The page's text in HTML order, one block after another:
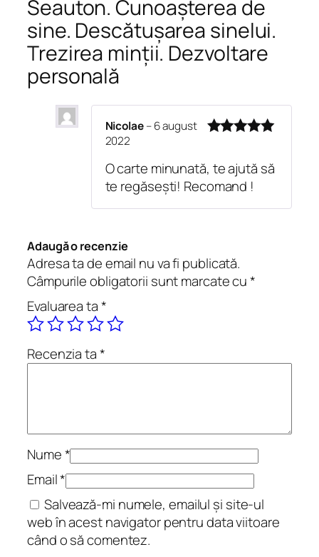
h
i
S
e
a
o
a
ș
t
e
r
e
a
i
n
e
D
e
s
Seauton. Cunoașterea de
sine. Descătușarea sinelui.
Trezirea minții. Dezvoltare
personală
Nicolae– 6 august
2022
O carte minunată, te ajută să
te regăsești! Recomand !
Adaugă o recenzie
Adresa ta de email nu va fi publicată.
Câmpurile obligatorii sunt marcate cu*
Evaluarea ta*
Recenzia ta*
Nume*
Email*
Salvează-mi numele, emailul și site-ul
web în acest navigator pentru data viitoare
când o să comentez.